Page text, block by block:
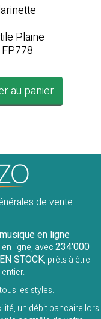
Plaine
au panier
de vente
en ligne
ligne, avec234'000
EN STOCK, prêts à être
les styles.
un débit bancaire lors